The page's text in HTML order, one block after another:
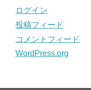
ログイン
投稿フィード
コメントフィード
WordPress.org